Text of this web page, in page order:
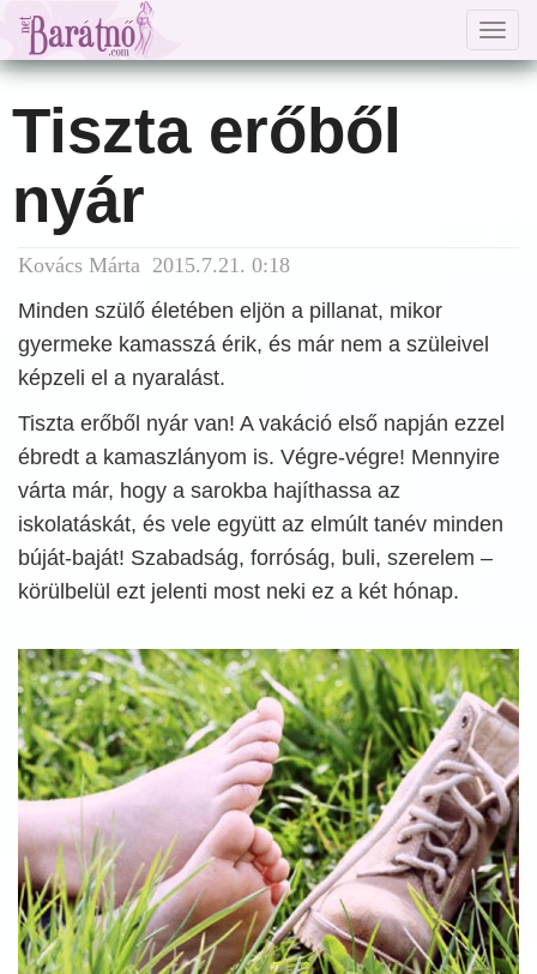
Tiszta erőből
nyár
Kovács Márta 2015.7.21. 0:18
Minden szülő életében eljön a pillanat, mikor
gyermeke kamasszá érik, és már nem a szüleivel
képzeli el a nyaralást.
Tiszta erőből nyár van! A vakáció első napján ezzel
ébredt a kamaszlányom is. Végre-végre! Mennyire
várta már, hogy a sarokba hajíthassa az
iskolatáskát, és vele együtt az elmúlt tanév minden
búját-baját! Szabadság, forróság, buli, szerelem –
körülbelül ezt jelenti most neki ez a két hónap.